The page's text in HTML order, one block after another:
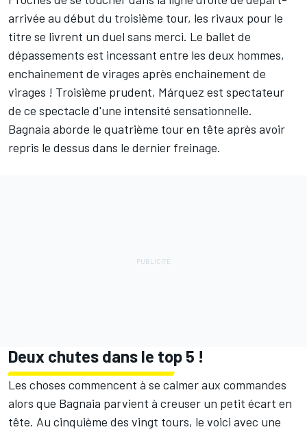
arrivée au début du troisième tour, les rivaux pour le
titre se livrent un duel sans merci. Le ballet de
dépassements est incessant entre les deux hommes,
enchainement de virages après enchainement de
virages ! Troisième prudent, Márquez est spectateur
de ce spectacle d'une intensité sensationnelle.
Bagnaia aborde le quatrième tour en tête après avoir
repris le dessus dans le dernier freinage.
Deux chutes dans le top 5 !
Les choses commencent à se calmer aux commandes
alors que Bagnaia parvient à creuser un petit écart en
tête. Au cinquième des vingt tours, le voici avec une